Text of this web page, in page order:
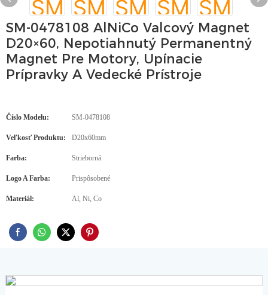
SM-0478108 AlNiCo Valcový Magnet
D20×60, Nepotiahnutý Permanentný
Magnet Pre Motory, Upínacie
Prípravky A Vedecké Prístroje
Číslo Modelu: SM-0478108
Veľkosť Produktu: D20x60mm
Farba: Strieborná
Logo A Farba: Prispôsobené
Materiál: Al, Ni, Co